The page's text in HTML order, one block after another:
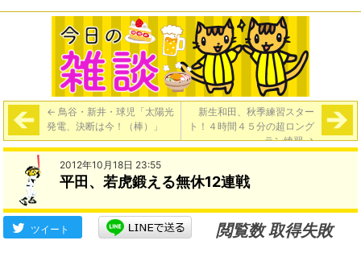
← 鳥谷・新井・球児「太陽光
発電、決断は今！（棒）」
新生和田、秋季練習スター
ト！４時間４５分の超ロング
ラン練習→
2012年10月18日 23:55
平田、若虎鍛える無休12連戦
ツイート
閲覧数 取得失敗